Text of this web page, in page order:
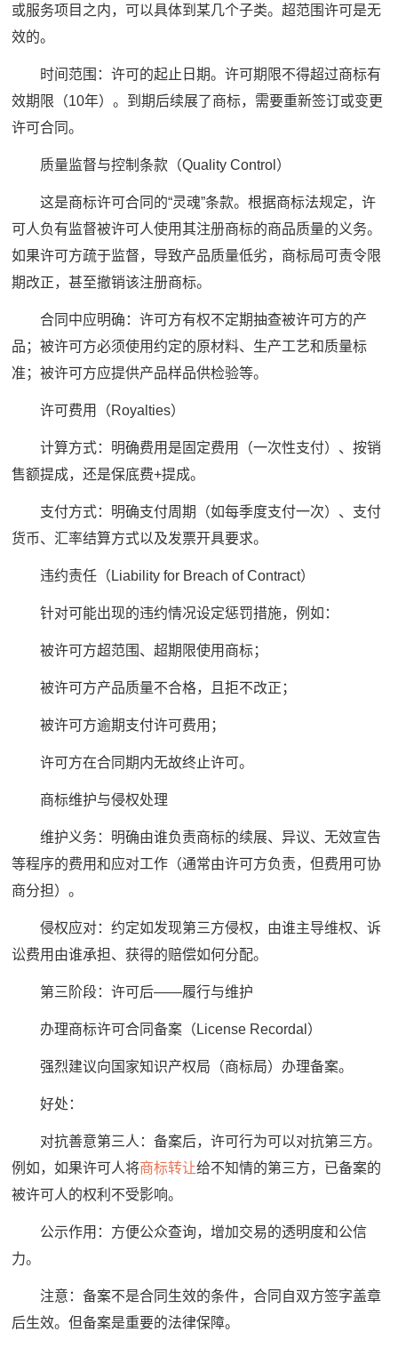
或服务项目之内，可以具体到某几个子类。超范围许可是无
效的。
时间范围：许可的起止日期。许可期限不得超过商标有
效期限（10年）。到期后续展了商标，需要重新签订或变更
许可合同。
质量监督与控制条款（Quality Control）
这是商标许可合同的“灵魂”条款。根据商标法规定，许
可人负有监督被许可人使用其注册商标的商品质量的义务。
如果许可方疏于监督，导致产品质量低劣，商标局可责令限
期改正，甚至撤销该注册商标。
合同中应明确：许可方有权不定期抽查被许可方的产
品；被许可方必须使用约定的原材料、生产工艺和质量标
准；被许可方应提供产品样品供检验等。
许可费用（Royalties）
计算方式：明确费用是固定费用（一次性支付）、按销
售额提成，还是保底费+提成。
支付方式：明确支付周期（如每季度支付一次）、支付
货币、汇率结算方式以及发票开具要求。
违约责任（Liability for Breach of Contract）
针对可能出现的违约情况设定惩罚措施，例如：
被许可方超范围、超期限使用商标；
被许可方产品质量不合格，且拒不改正；
被许可方逾期支付许可费用；
许可方在合同期内无故终止许可。
商标维护与侵权处理
维护义务：明确由谁负责商标的续展、异议、无效宣告
等程序的费用和应对工作（通常由许可方负责，但费用可协
商分担）。
侵权应对：约定如发现第三方侵权，由谁主导维权、诉
讼费用由谁承担、获得的赔偿如何分配。
第三阶段：许可后——履行与维护
办理商标许可合同备案（License Recordal）
强烈建议向国家知识产权局（商标局）办理备案。
好处：
对抗善意第三人：备案后，许可行为可以对抗第三方。
例如，如果许可人将商标转让给不知情的第三方，已备案的
被许可人的权利不受影响。
公示作用：方便公众查询，增加交易的透明度和公信
力。
注意：备案不是合同生效的条件，合同自双方签字盖章
后生效。但备案是重要的法律保障。